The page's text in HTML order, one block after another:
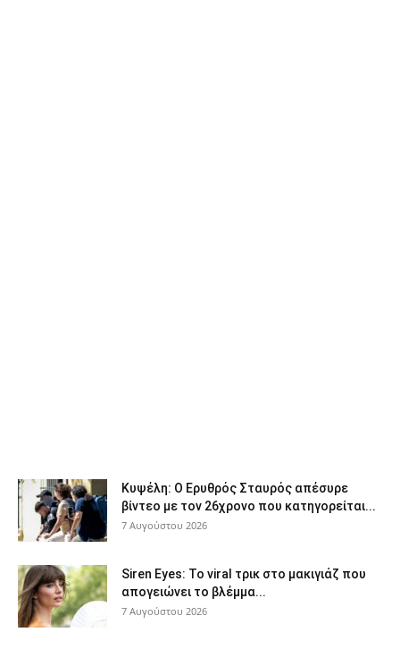
Κυψέλη: Ο Ερυθρός Σταυρός απέσυρε
βίντεο με τον 26χρονο που κατηγορείται...
7 Αυγούστου 2026
Siren Eyes: Το viral τρικ στο μακιγιάζ που
απογειώνει το βλέμμα...
7 Αυγούστου 2026